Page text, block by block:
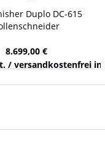
59,99 €
Duplo DC-615
8.699,00 €
/ versandkostenfrei